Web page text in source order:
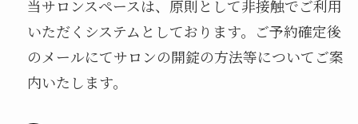
当サロンスペースは、原則として非接触でご利用
いただくシステムとしております。ご予約確定後
のメールにてサロンの開錠の方法等についてご案
内いたします。